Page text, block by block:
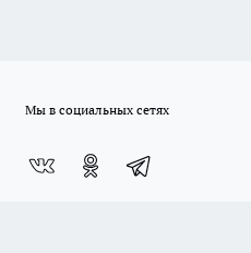
Мы в социальных сетях